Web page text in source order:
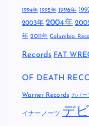
1994年 1995年 1996年
2003年 2004年
年 2011年 Columbia
Records FAT
OF DEATH
Warner Records カバー
イナーノーツ デ